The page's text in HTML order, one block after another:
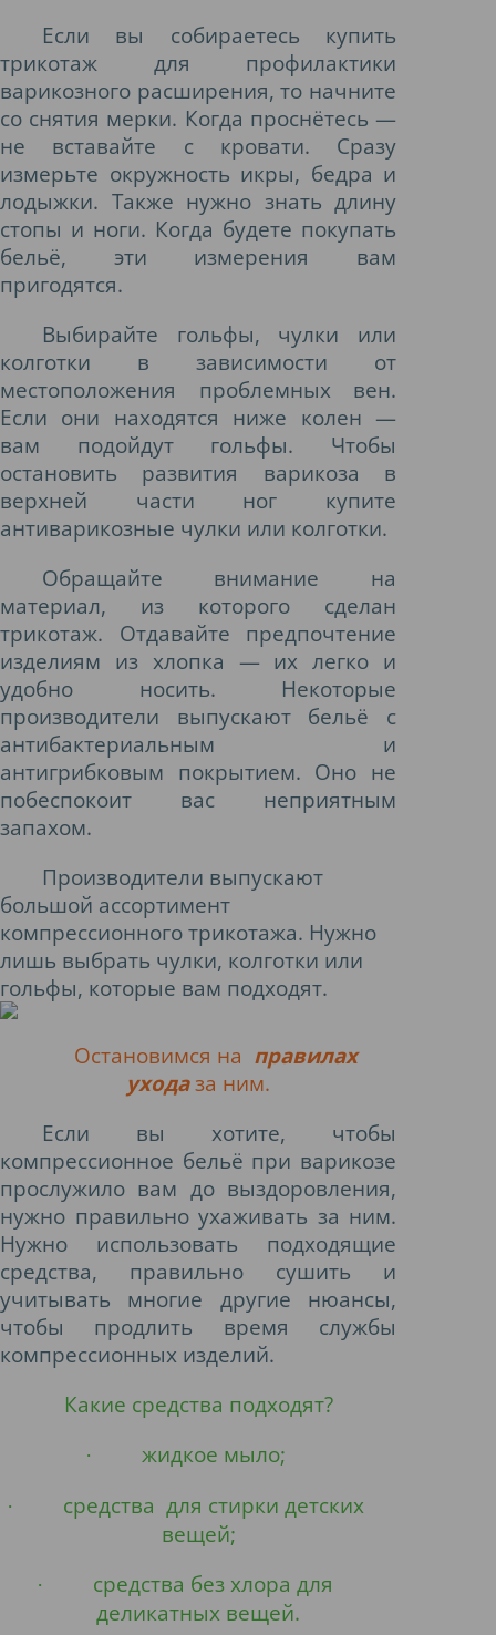
Если вы собираетесь купить
трикотаж для профилактики
варикозного расширения, то начните
со снятия мерки. Когда проснётесь —
не вставайте с кровати. Сразу
измерьте окружность икры, бедра и
лодыжки. Также нужно знать длину
стопы и ноги. Когда будете покупать
бельё, эти измерения вам
пригодятся.
Выбирайте гольфы, чулки или
колготки в зависимости от
местоположения проблемных вен.
Если они находятся ниже колен —
вам подойдут гольфы. Чтобы
остановить развития варикоза в
верхней части ног купите
антиварикозные чулки или колготки.
Обращайте внимание на
материал, из которого сделан
трикотаж. Отдавайте предпочтение
изделиям из хлопка — их легко и
удобно носить. Некоторые
производители выпускают бельё с
антибактериальным и
антигрибковым покрытием. Оно не
побеспокоит вас неприятным
запахом.
Производители выпускают
большой ассортимент
компрессионного трикотажа. Нужно
лишь выбрать чулки, колготки или
гольфы, которые вам подходят.
Остановимся на правилах
уходаза ним.
Если вы хотите, чтобы
компрессионное бельё при варикозе
прослужило вам до выздоровления,
нужно правильно ухаживать за ним.
Нужно использовать подходящие
средства, правильно сушить и
учитывать многие другие нюансы,
чтобы продлить время службы
компрессионных изделий.
Какие средства подходят?
· жидкое мыло;
·
средства для стирки детских
вещей;
·
средства без хлора для
деликатных вещей.